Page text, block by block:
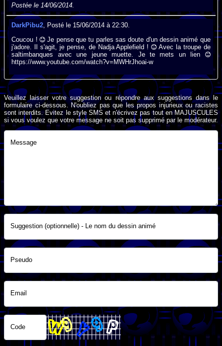
Postée le 14/06/2014.
DarkPibu2, Posté le 15/06/2014 à 22:30.
Coucou !
Je pense que tu parles sas doute d'un dessin animé que
j'adore. Il s'agit, je pense, de Nadja Applefield !
Avec la troupe de
saltimbanques avec une jeune muette. Je te mets un lien
https://www.youtube.com/watch?v=MWHrJhoai-w
Veuillez laisser votre suggestion ou répondre aux suggestions dans le
formulaire ci-dessous. N'oubliez pas que les propos injurieux ou racistes
sont interdits. Evitez le style SMS et n'écrivez pas tout en MAJUSCULES
si vous voulez que votre message ne soit pas supprimé par le modérateur.
Message
Suggestion (optionnelle) - Le nom du dessin animé
Pseudo
Email
Code